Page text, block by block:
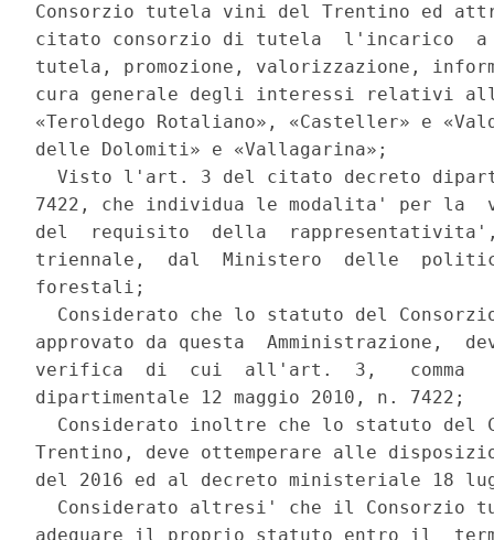
Consorzio tutela vini del Trentino ed
citato consorzio di tutela  l'incarico
tutela, promozione, valorizzazione,
cura generale degli interessi relativi alle
«Teroldego Rotaliano», «Casteller» e
delle Dolomiti» e «Vallagarina»;
Visto l'art. 3 del citato decreto
7422, che individua le modalita' per la
del  requisito  della
triennale,  dal  Ministero  delle
forestali;
Considerato che lo statuto del
approvato da questa  Amministrazione,
verifica  di  cui  all'art.  3,   comma
dipartimentale 12 maggio 2010, n. 7422;
Considerato inoltre che lo statuto del
Trentino, deve ottemperare alle
del 2016 ed al decreto ministeriale 18
Considerato altresi' che il Consorzio
adeguare il proprio statuto entro il